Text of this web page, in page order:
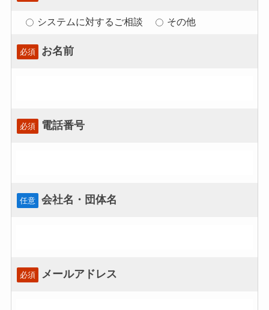
システムに対するご相談 その他
必須 お名前
必須 電話番号
任意 会社名・団体名
必須 メールアドレス